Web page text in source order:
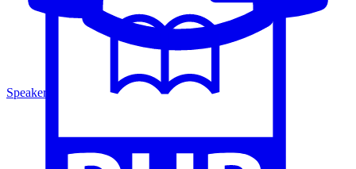
Speakers